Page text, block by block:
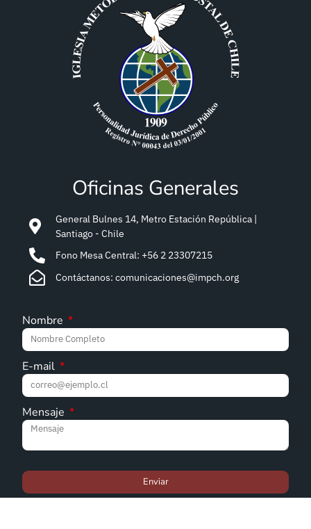
Oficinas Generales
General Bulnes 14, Metro Estación República |
Santiago - Chile
Fono Mesa Central: +56 2 23307215
Contáctanos: comunicaciones@impch.org
Nombre
E-mail
Mensaje
Enviar